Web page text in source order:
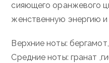
сияющего оранжевого
женственную энергию
Верхние ноты:
Средние ноты: гранат